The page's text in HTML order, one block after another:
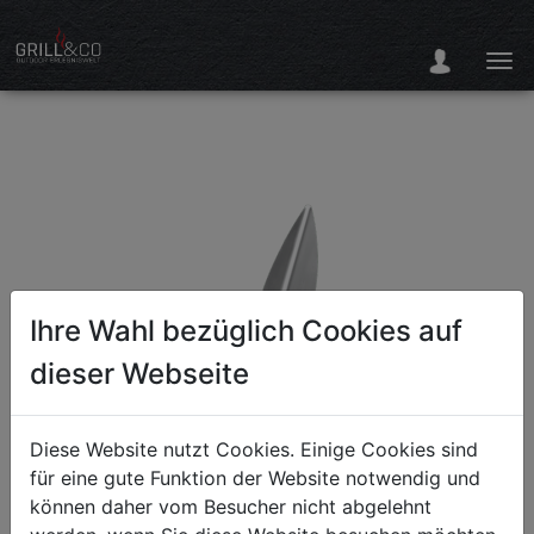
Ihre Wahl bezüglich Cookies auf
dieser Webseite
Diese Website nutzt Cookies. Einige Cookies sind
für eine gute Funktion der Website notwendig und
können daher vom Besucher nicht abgelehnt